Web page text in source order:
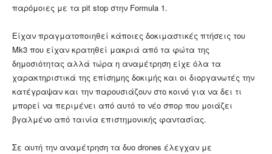
παρόμοιες με τα pit stop στην Formula 1.
Είχαν πραγματοποιηθεί κάποιες δοκιμαστικές πτήσεις του
Mk3 που είχαν κρατηθεί μακριά από τα φώτα της
δημοσιότητας αλλά τώρα η αναμέτρηση είχε όλα τα
χαρακτηριστικά της επίσημης δοκιμής και οι διοργανωτές την
κατέγραψαν και την παρουσιάζουν στο κοινό για να δει τι
μπορεί να περιμένει από αυτό το νέο σπορ που μοιάζει
βγαλμένο από ταινία επιστημονικής φαντασίας.
Σε αυτή την αναμέτρηση τα δυο drones έλεγχαν με